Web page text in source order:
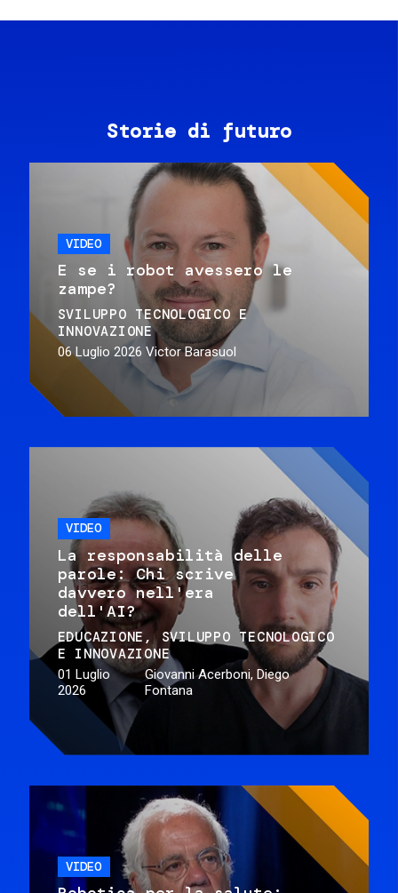
Storie di futuro
VIDEO
E se i robot avessero le
zampe?
SVILUPPO TECNOLOGICO E
INNOVAZIONE
06 Luglio 2026 Victor Barasuol
VIDEO
La responsabilità delle
parole: Chi scrive
davvero nell'era
dell'AI?
EDUCAZIONE
SVILUPPO TECNOLOGICO
E INNOVAZIONE
01 Luglio
2026
Giovanni Acerboni, Diego
Fontana
VIDEO